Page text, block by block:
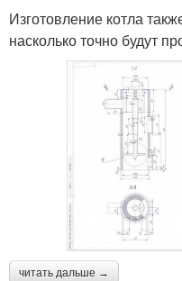
Изготовление котла
насколько точно будут
читать дальше →